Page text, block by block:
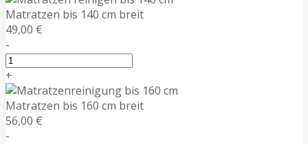
Matratzen bis 140 cm breit
49,00 €
-
+
Matratzen bis 160 cm breit
56,00 €
-